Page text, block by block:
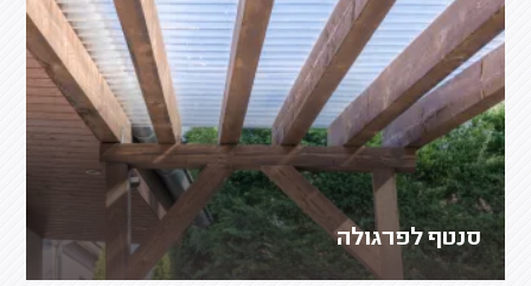
סנטף לפרגולה